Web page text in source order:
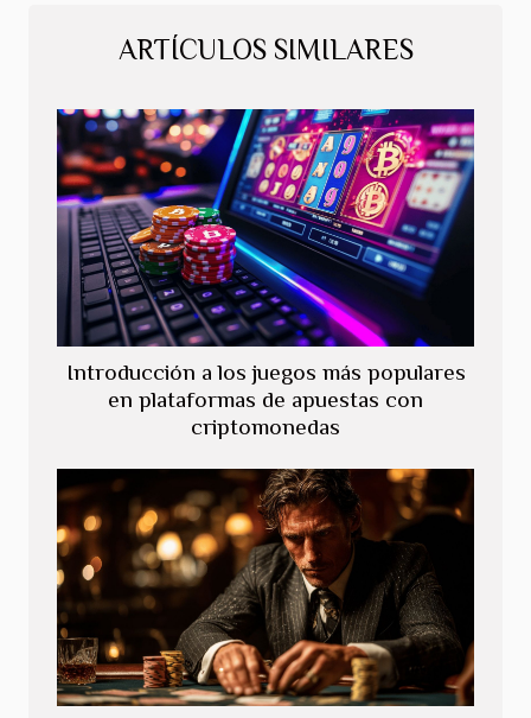
ARTÍCULOS SIMILARES
Introducción a los juegos más populares
en plataformas de apuestas con
criptomonedas